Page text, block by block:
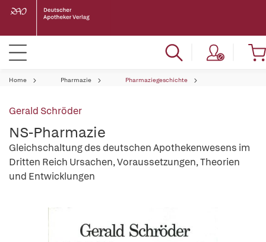
Home Pharmazie Pharmaziegeschichte
Gerald Schröder
NS-Pharmazie
Gleichschaltung des deutschen Apothekenwesens im
Dritten Reich Ursachen, Voraussetzungen, Theorien
und Entwicklungen